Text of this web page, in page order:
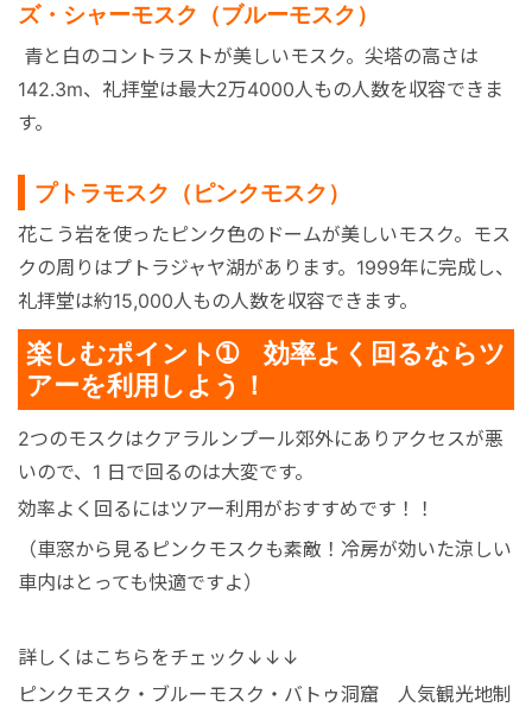
ズ・シャーモスク（ブルーモスク）
青と白のコントラストが美しいモスク。尖塔の高さは
142.3m、礼拝堂は最大2万4000人もの人数を収容できま
す。
プトラモスク（ピンクモスク）
花こう岩を使ったピンク色のドームが美しいモスク。モス
クの周りはプトラジャヤ湖があります。1999年に完成し、
礼拝堂は約15,000人もの人数を収容できます。
楽しむポイント➀ 効率よく回るならツ
アーを利用しよう！
2つのモスクはクアラルンプール郊外にありアクセスが悪
いので、1 日で回るのは大変です。
効率よく回るにはツアー利用がおすすめです！！
（車窓から見るピンクモスクも素敵！冷房が効いた涼しい
車内はとっても快適ですよ）
詳しくはこちらをチェック↓↓↓
ピンクモスク・ブルーモスク・バトゥ洞窟 人気観光地制